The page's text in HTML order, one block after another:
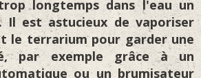
longtemps dans l'eau un
Il est astucieux de vaporiser
le terrarium pour garder une
par exemple grâce à un
ou un brumisateur